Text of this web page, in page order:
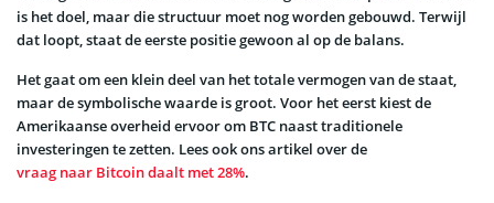
is het doel, maar die structuur moet nog worden gebouwd. Terwijl
dat loopt, staat de eerste positie gewoon al op de balans.
Het gaat om een klein deel van het totale vermogen van de staat,
maar de symbolische waarde is groot. Voor het eerst kiest de
Amerikaanse overheid ervoor om BTC naast traditionele
investeringen te zetten. Lees ook ons artikel over de
vraag naar Bitcoin daalt met 28%.